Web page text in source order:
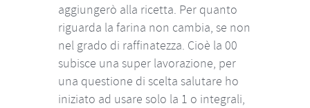
aggiungerò alla ricetta. Per quanto
riguarda la farina non cambia, se non
nel grado di raffinatezza. Cioè la 00
subisce una super lavorazione, per
una questione di scelta salutare ho
iniziato ad usare solo la 1 o integrali,